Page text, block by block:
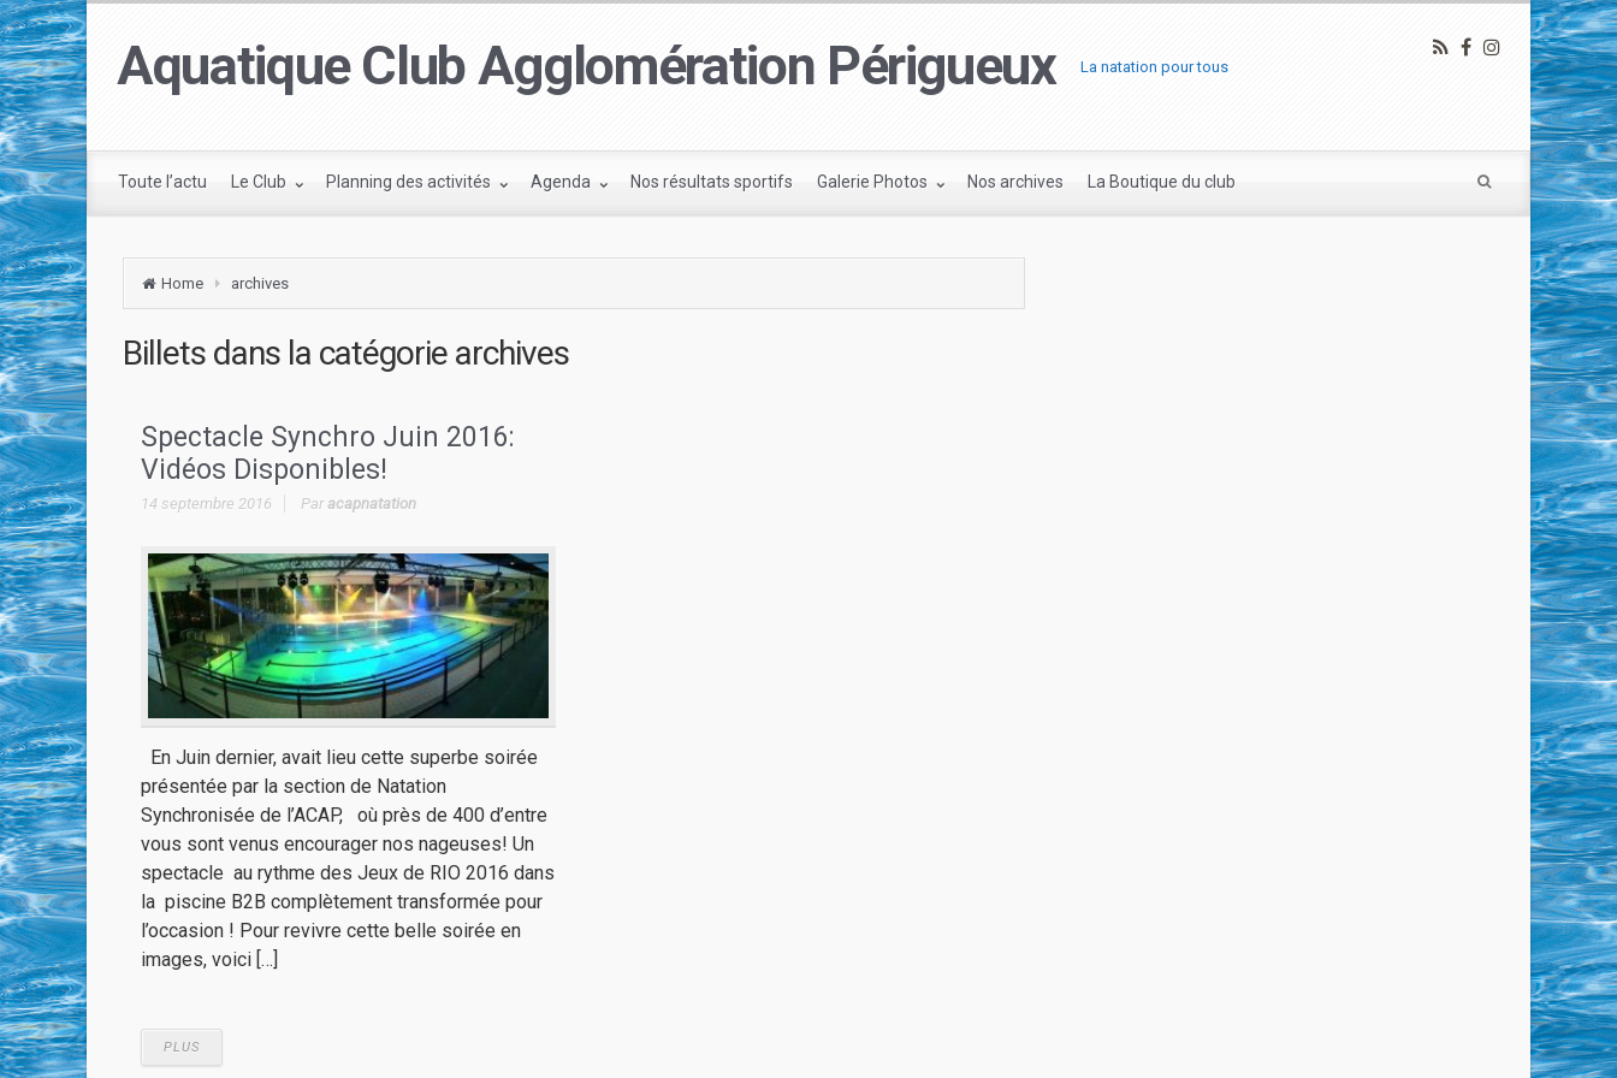
Aquatique Club Agglomération Périgueux La natation pour tous
Toute l’actu Le Club Planning des activités Agenda Nos résultats sportifs Galerie Photos Nos archives La Boutique du club
Home archives
Billets dans la catégorie archives
Spectacle Synchro Juin 2016:
Vidéos Disponibles!
14 septembre 2016 Paracapnatation
En Juin dernier, avait lieu cette superbe soirée
présentée par la section de Natation
Synchronisée de l’ACAP, où près de 400 d’entre
vous sont venus encourager nos nageuses! Un
spectacle au rythme des Jeux de RIO 2016 dans
la piscine B2B complètement transformée pour
l’occasion ! Pour revivre cette belle soirée en
images, voici […]
PLUS